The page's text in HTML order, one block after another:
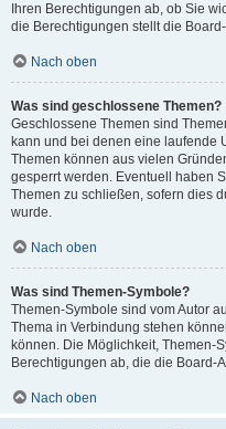
Ihren Berechtigungen ab, ob Sie
die Berechtigungen stellt die
Nach oben
Was sind geschlossene Themen?
Geschlossene Themen sind
kann und bei denen eine laufende
Themen können aus vielen
gesperrt werden. Eventuell haben
Themen zu schließen, sofern dies
wurde.
Nach oben
Was sind Themen-Symbole?
Themen-Symbole sind vom Autor
Thema in Verbindung stehen
können. Die Möglichkeit, Themen-
Berechtigungen ab, die die Board-
Nach oben